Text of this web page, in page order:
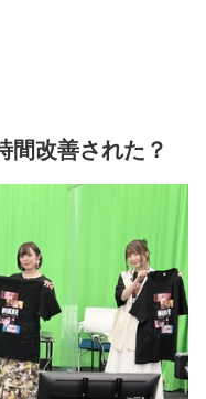
間改善された？